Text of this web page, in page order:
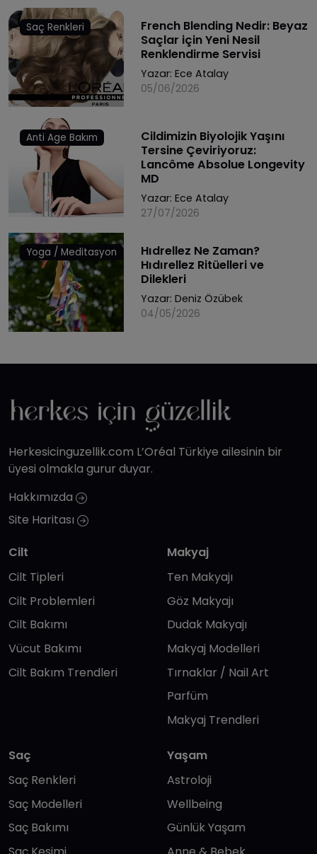
Saç Renkleri
French Blending Nedir: Beyaz
Saçlar için Yeni Nesil
Renklendirme Servisi
Yazar: Ece Atalay
05/06/2026
Anti Age Bakım
Cildimizin Biyolojik Yaşını
Tersine Çeviriyoruz:
Lancôme Absolue Longevity
MD
Yazar: Ece Atalay
27/07/2026
Yoga / Meditasyon
Hıdrellez Ne Zaman?
Hıdırellez Ritüelleri ve
Dilekleri
Yazar: Deniz Özübek
04/05/2026
Herkesicinguzellik.com L’Oréal Türkiye ailesinin bir
üyesi olmakla gurur duyar.
Hakkımızda
Site Haritası
Cilt
Cilt Tipleri
Cilt Problemleri
Cilt Bakımı
Vücut Bakımı
Cilt Bakım Trendleri
Makyaj
Ten Makyajı
Göz Makyajı
Dudak Makyajı
Makyaj Modelleri
Tırnaklar / Nail Art
Parfüm
Makyaj Trendleri
Saç
Saç Renkleri
Saç Modelleri
Saç Bakımı
Yaşam
Astroloji
Wellbeing
Günlük Yaşam